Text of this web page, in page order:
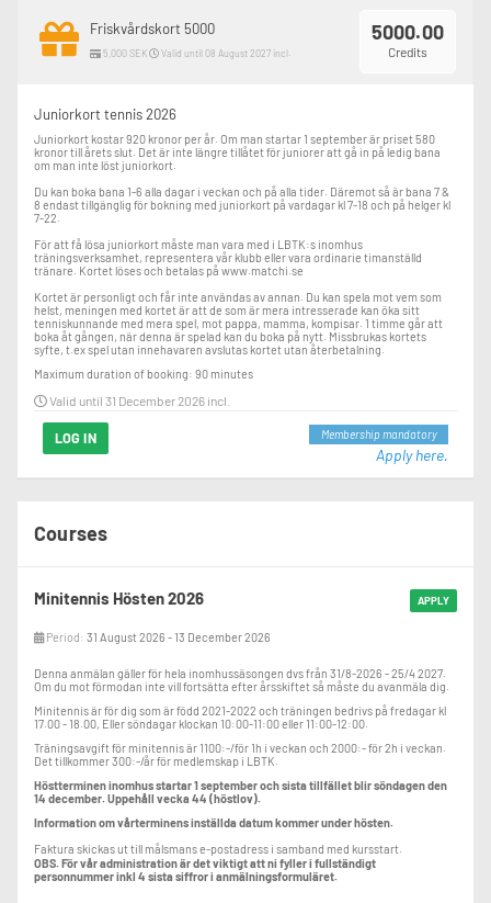
5000.00
Credits
Friskvårdskort 5000
5,000 SEK Valid until 08 August 2027 incl.
Juniorkort tennis 2026
Juniorkort kostar 920 kronor per år. Om man startar 1 september är priset 580
kronor till årets slut. Det är inte längre tillåtet för juniorer att gå in på ledig bana
om man inte löst juniorkort.
Du kan boka bana 1-6 alla dagar i veckan och på alla tider. Däremot så är bana 7 &
8 endast tillgänglig för bokning med juniorkort på vardagar kl 7-18 och på helger kl
7-22.
För att få lösa juniorkort måste man vara med i LBTK:s inomhus
träningsverksamhet, representera vår klubb eller vara ordinarie timanställd
tränare. Kortet löses och betalas på www.matchi.se
Kortet är personligt och får inte användas av annan. Du kan spela mot vem som
helst, meningen med kortet är att de som är mera intresserade kan öka sitt
tenniskunnande med mera spel, mot pappa, mamma, kompisar. 1 timme går att
boka åt gången, när denna är spelad kan du boka på nytt. Missbrukas kortets
syfte, t.ex spel utan innehavaren avslutas kortet utan återbetalning.
Maximum duration of booking: 90 minutes
Valid until 31 December 2026 incl.
LOG IN Membership mandatory
Apply here.
Courses
APPLY
Minitennis Hösten 2026
Period: 31 August 2026 - 13 December 2026
Denna anmälan gäller för hela inomhussäsongen dvs från 31/8-2026 - 25/4 2027.
Om du mot förmodan inte vill fortsätta efter årsskiftet så måste du avanmäla dig.
Minitennis är för dig som är född 2021-2022 och träningen bedrivs på fredagar kl
17.00 - 18.00, Eller söndagar klockan 10:00-11:00 eller 11:00-12:00.
Träningsavgift för minitennis är 1100:-/för 1h i veckan och 2000:- för 2h i veckan.
Det tillkommer 300:-/år för medlemskap i LBTK.
Höstterminen inomhus startar 1 september och sista tillfället blir söndagen den
14 december. Uppehåll vecka 44 (höstlov).
Information om vårterminens inställda datum kommer under hösten.
Faktura skickas ut till målsmans e-postadress i samband med kursstart.
OBS. För vår administration är det viktigt att ni fyller i fullständigt
personnummer inkl 4 sista siffror i anmälningsformuläret.